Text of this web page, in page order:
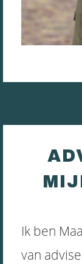
Ik ben
van